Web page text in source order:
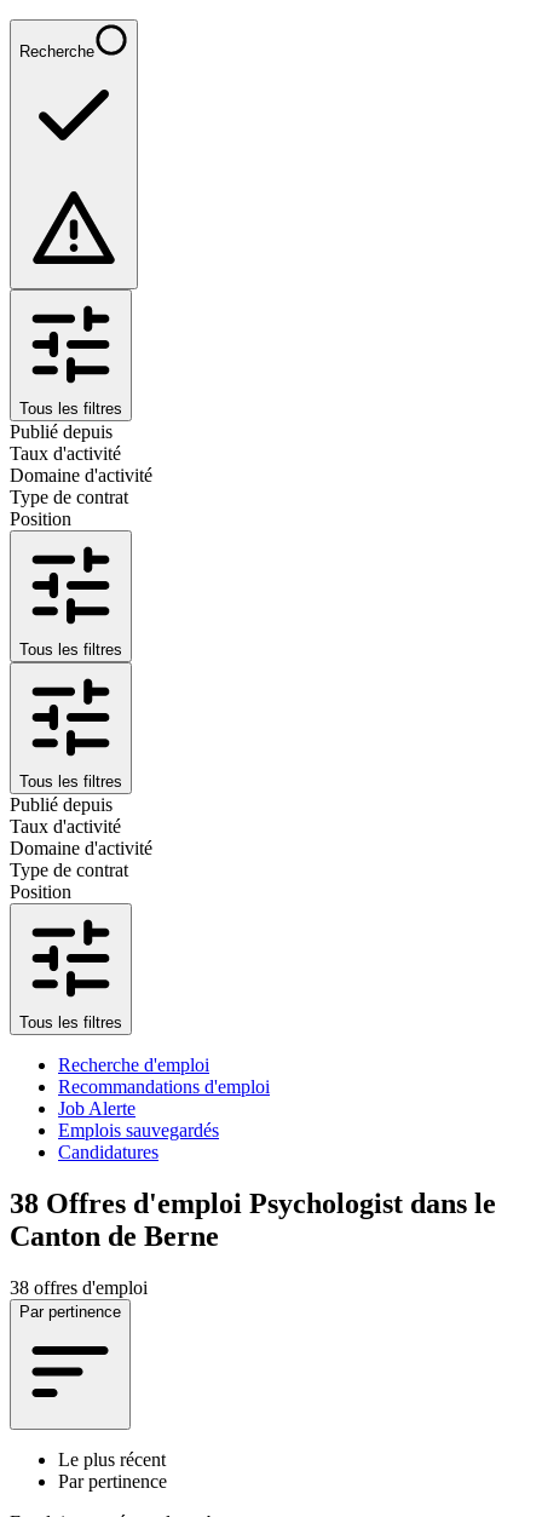
Recherche
Tous les filtres
Publié depuis
Taux d'activité
Domaine d'activité
Type de contrat
Position
Tous les filtres
Tous les filtres
Publié depuis
Taux d'activité
Domaine d'activité
Type de contrat
Position
Tous les filtres
Recherche d'emploi
Recommandations d'emploi
Job Alerte
Emplois sauvegardés
Candidatures
38 Offres d'emploi Psychologist dans le
Canton de Berne
38 offres d'emploi
Par pertinence
Le plus récent
Par pertinence